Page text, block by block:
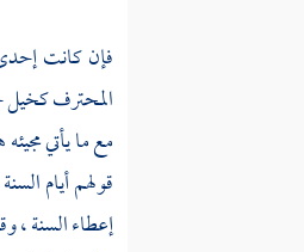
فإن كانت
المحترف كخيل
مع ما يأتي
قولهم أيام
إعطاء السنة ،